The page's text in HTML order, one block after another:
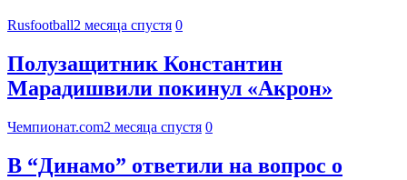
Rusfootball2 месяца спустя 0
Полузащитник Константин
Марадишвили покинул «Акрон»
Чемпионат.com2 месяца спустя 0
В “Динамо” ответили на вопрос о